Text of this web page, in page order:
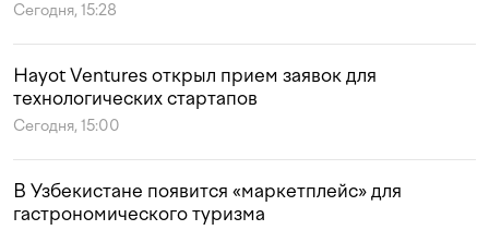
Сегодня, 15:28
Hayot Ventures открыл прием заявок для
технологических стартапов
Сегодня, 15:00
В Узбекистане появится «маркетплейс» для
гастрономического туризма